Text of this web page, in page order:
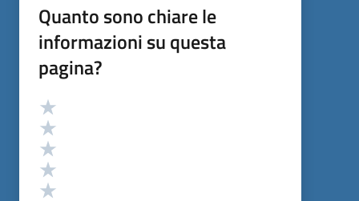
Quanto sono chiare le
informazioni su questa
pagina?
Valutazione